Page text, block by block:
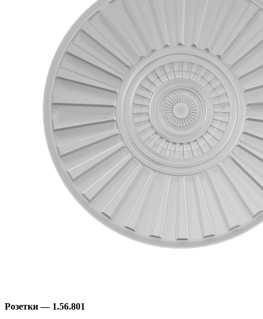
Розетки — 1.56.801